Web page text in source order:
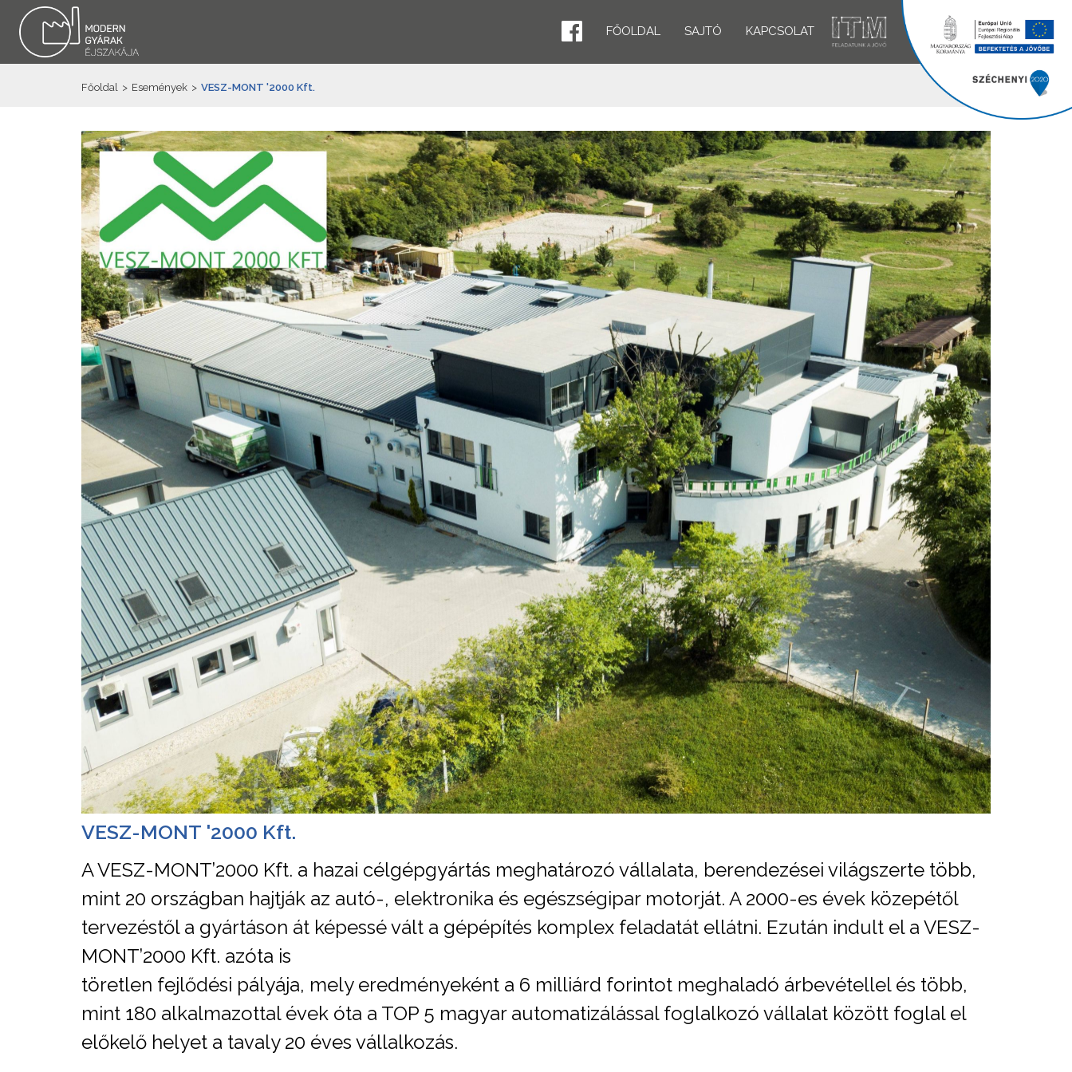
FŐOLDAL SAJTÓ KAPCSOLAT
Főoldal > Események > VESZ-MONT '2000 Kft.
VESZ-MONT '2000 Kft.
A VESZ-MONT’2000 Kft. a hazai célgépgyártás meghatározó vállalata, berendezései világszerte több,
mint 20 országban hajtják az autó-, elektronika és egészségipar motorját. A 2000-es évek közepétől
tervezéstől a gyártáson át képessé vált a gépépítés komplex feladatát ellátni. Ezután indult el a VESZ-
MONT’2000 Kft. azóta is
töretlen fejlődési pályája, mely eredményeként a 6 milliárd forintot meghaladó árbevétellel és több,
mint 180 alkalmazottal évek óta a TOP 5 magyar automatizálással foglalkozó vállalat között foglal el
előkelő helyet a tavaly 20 éves vállalkozás.